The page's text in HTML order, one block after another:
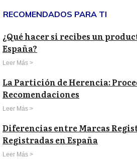
RECOMENDADOS PARA TI
¿Qué hacer si recibes un
España?
Leer Más >
La Partición de Herencia:
Recomendaciones
Leer Más >
Diferencias entre Marcas
Registradas en España
Leer Más >